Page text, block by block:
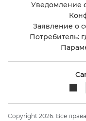
Уведомление
Заявление о
Потребитель:
Copyright 2026. Все